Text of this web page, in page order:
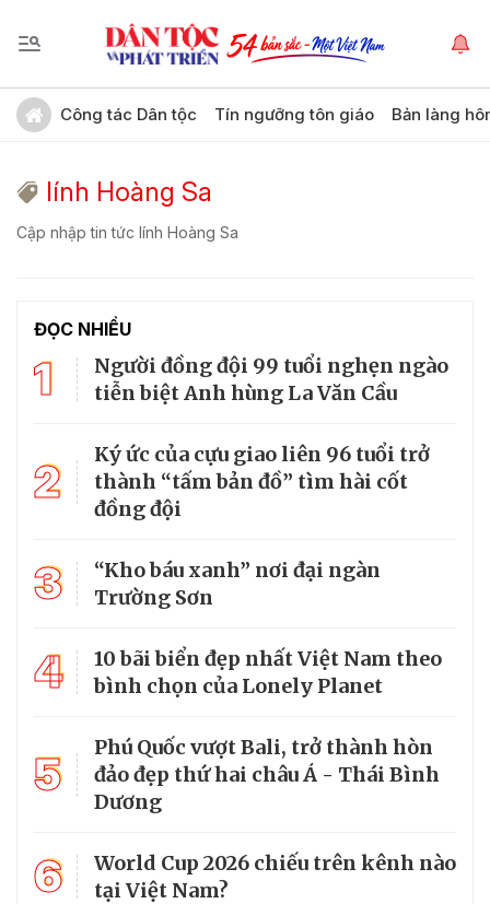
Công tác Dân tộc Tín ngưỡng tôn giáo Bản làng
lính Hoàng Sa
Cập nhập tin tức lính Hoàng Sa
ĐỌC NHIỀU
1
Người đồng đội 99 tuổi nghẹn ngào
tiễn biệt Anh hùng La Văn Cầu
2
Ký ức của cựu giao liên 96 tuổi trở
thành “tấm bản đồ” tìm hài cốt
đồng đội
3
“Kho báu xanh” nơi đại ngàn
Trường Sơn
4
10 bãi biển đẹp nhất Việt Nam theo
bình chọn của Lonely Planet
5
Phú Quốc vượt Bali, trở thành hòn
đảo đẹp thứ hai châu Á - Thái Bình
Dương
6
World Cup 2026 chiếu trên kênh nào
tại Việt Nam?